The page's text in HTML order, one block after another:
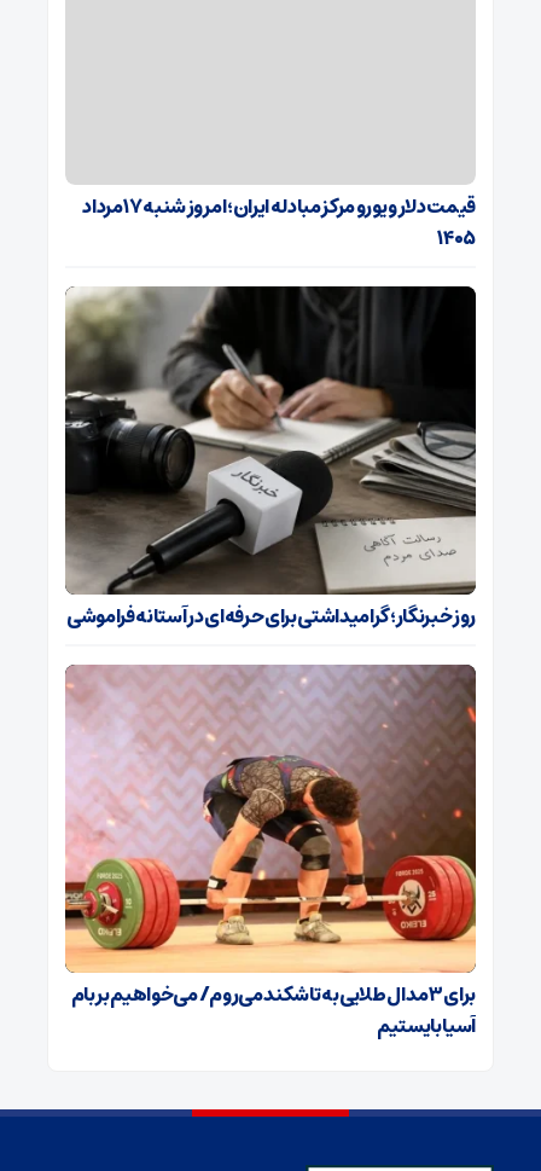
قیمت دلار و یورو مرکز مبادله ایران؛ امروز شنبه ۱۷ مرداد
۱۴۰۵
روز خبرنگار؛ گرامیداشتی برای حرفه‌ای در آستانه فراموشی
برای ۳ مدال طلایی به تاشکند می‌روم/ می‌خواهیم بر بام
آسیا بایستیم